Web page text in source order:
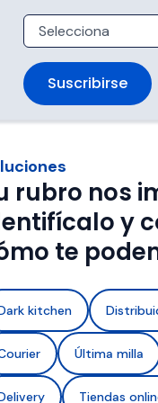
con
de frío y
rubro nos
y
te
kitchen
Última milla
Tiendas